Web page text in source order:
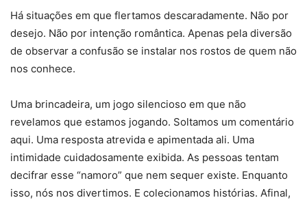
Há situações em que flertamos descaradamente. Não por
desejo. Não por intenção romântica. Apenas pela diversão
de observar a confusão se instalar nos rostos de quem não
nos conhece.
Uma brincadeira, um jogo silencioso em que não
revelamos que estamos jogando. Soltamos um comentário
aqui. Uma resposta atrevida e apimentada ali. Uma
intimidade cuidadosamente exibida. As pessoas tentam
decifrar esse “namoro” que nem sequer existe. Enquanto
isso, nós nos divertimos. E colecionamos histórias. Afinal,